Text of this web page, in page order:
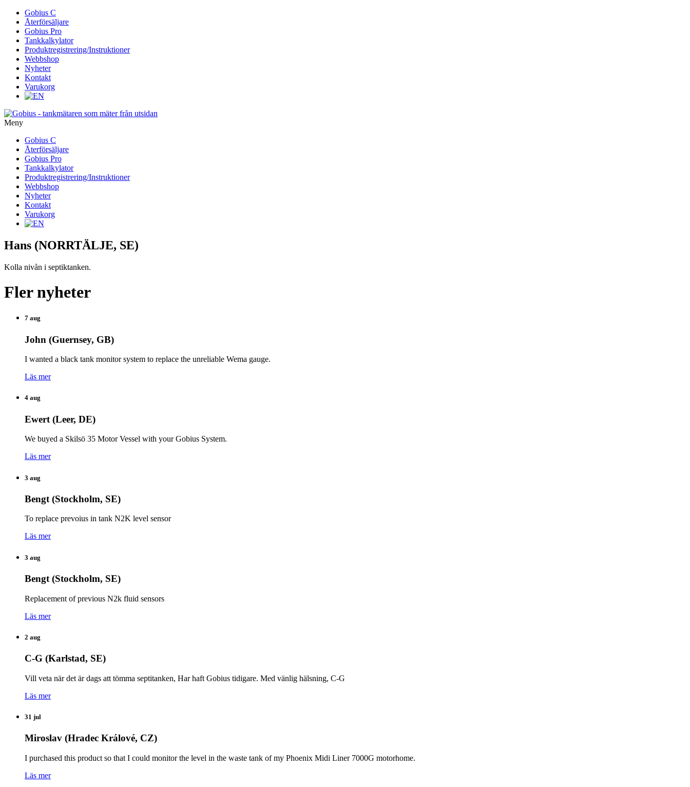
vidare
innehåll
Gobius C
Återförsäljare
Gobius Pro
Tankkalkylator
Produktregistrering/Instruktioner
Webbshop
Nyheter
Kontakt
Varukorg
Meny
vidare
innehåll
Gobius C
Återförsäljare
Gobius Pro
Tankkalkylator
Produktregistrering/Instruktioner
Webbshop
Nyheter
Kontakt
Varukorg
Hans (NORRTÄLJE, SE)
Kolla nivån i septiktanken.
Fler nyheter
7 aug
John (Guernsey, GB)
I wanted a black tank monitor system to replace the unreliable Wema gauge.
Läs mer
4 aug
Ewert (Leer, DE)
We buyed a Skilsö 35 Motor Vessel with your Gobius System.
Läs mer
3 aug
Bengt (Stockholm, SE)
To replace prevoius in tank N2K level sensor
Läs mer
3 aug
Bengt (Stockholm, SE)
Replacement of previous N2k fluid sensors
Läs mer
2 aug
C-G (Karlstad, SE)
Vill veta när det är dags att tömma septitanken, Har haft Gobius tidigare. Med vänlig hälsning, C-G
Läs mer
31 jul
Miroslav (Hradec Králové, CZ)
I purchased this product so that I could monitor the level in the waste tank of my Phoenix Midi Liner 7000G motorhome.
Läs mer